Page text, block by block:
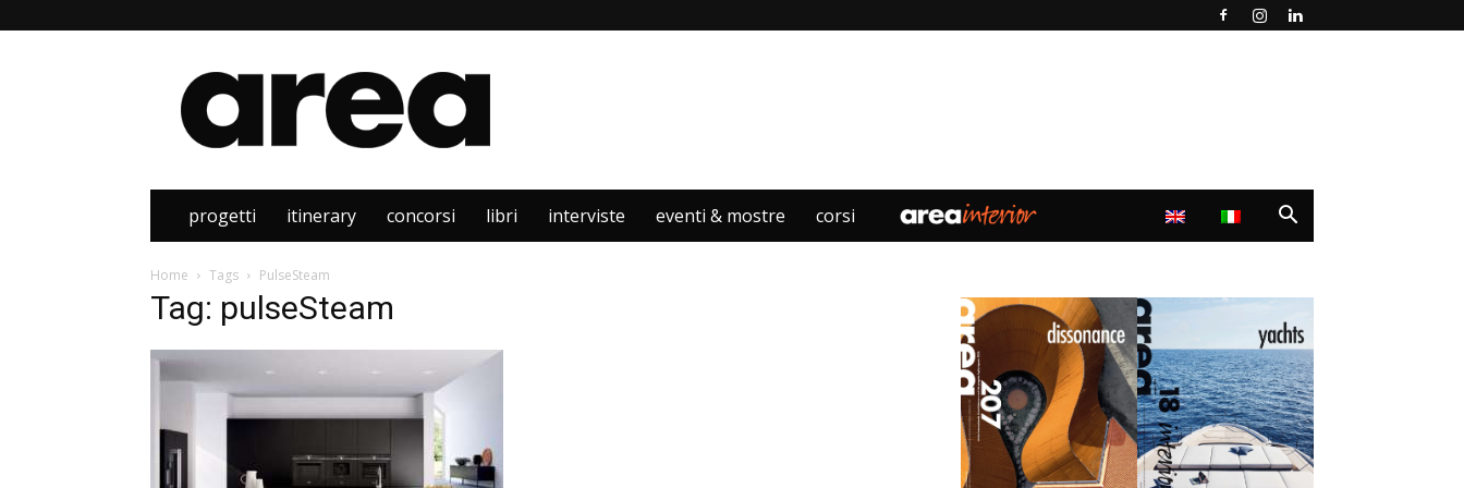
Area
progetti itinerary concorsi libri interviste eventi & mostre corsi
Home Tags PulseSteam
Tag: pulseSteam